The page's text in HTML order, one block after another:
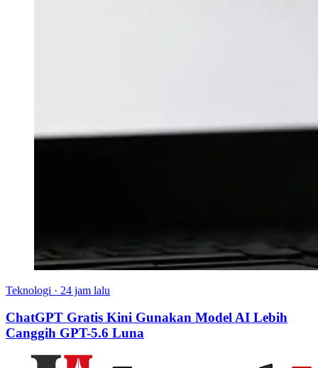
Teknologi · 24 jam lalu
ChatGPT Gratis Kini Gunakan Model AI Lebih
Canggih GPT-5.6 Luna